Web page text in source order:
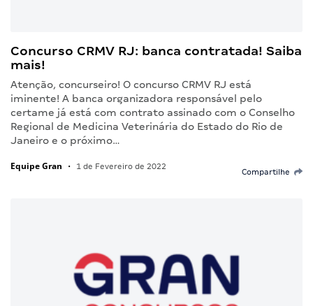
Concurso CRMV RJ: banca contratada! Saiba
mais!
Atenção, concurseiro! O concurso CRMV RJ está
iminente! A banca organizadora responsável pelo
certame já está com contrato assinado com o Conselho
Regional de Medicina Veterinária do Estado do Rio de
Janeiro e o próximo…
Equipe Gran • 1 de Fevereiro de 2022
Compartilhe